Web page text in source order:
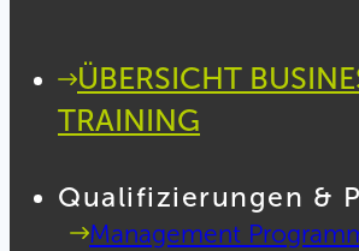
ÜBERSICHT
TRAINING
Qualifizierungen &
Management